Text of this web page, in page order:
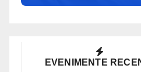
EVENIMENTE